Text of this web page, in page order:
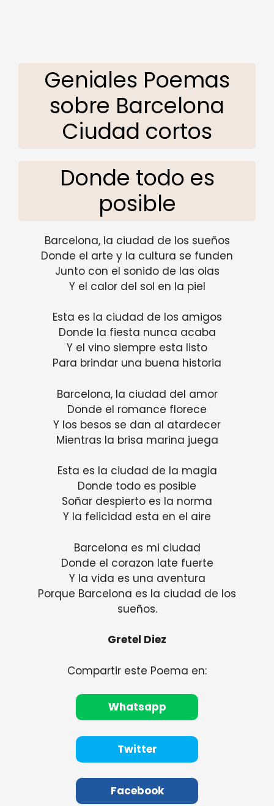
Geniales Poemas
sobre Barcelona
Ciudad cortos
Donde todo es
posible
Barcelona, ​​la ciudad de los sueños
Donde el arte y la cultura se funden
Junto con el sonido de las olas
Y el calor del sol en la piel
Esta es la ciudad de los amigos
Donde la fiesta nunca acaba
Y el vino siempre esta listo
Para brindar una buena historia
Barcelona, ​​la ciudad del amor
Donde el romance florece
Y los besos se dan al atardecer
Mientras la brisa marina juega
Esta es la ciudad de la magia
Donde todo es posible
Soñar despierto es la norma
Y la felicidad esta en el aire
Barcelona es mi ciudad
Donde el corazon late fuerte
Y la vida es una aventura
Porque Barcelona es la ciudad de los
sueños.
Gretel Diez
Compartir este Poema en:
Whatsapp
Twitter
Facebook